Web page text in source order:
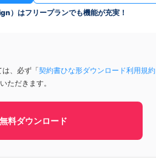
）はフリープランでも機能が充実！
は、必ず「契約書ひな形ダウンロード利用規約
ただきます。
無料ダウンロード